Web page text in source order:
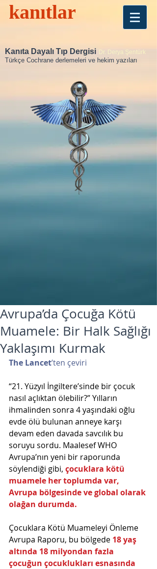
kanıtlar
Kanıta Dayalı Tıp Dergisi Dr. Derya Şentürk
Türkçe Cochrane derlemeleri ve hekim yazıları
Avrupa’da Çocuğa Kötü
Muamele: Bir Halk Sağlığı
Yaklaşımı Kurmak
The Lancet’ten çeviri
“21. Yüzyıl İngiltere’sinde bir çocuk
nasıl açlıktan ölebilir?” Yılların
ihmalinden sonra 4 yaşındaki oğlu
evde ölü bulunan anneye karşı
devam eden davada savcılık bu
soruyu sordu. Maalesef WHO
Avrupa’nın yeni bir raporunda
söylendiği gibi, çocuklara kötü
muamele her toplumda var,
Avrupa bölgesinde ve global olarak
olağan durumda.
Çocuklara Kötü Muameleyi Önleme
Avrupa Raporu, bu bölgede 18 yaş
altında 18 milyondan fazla
çocuğun çocuklukları esnasında